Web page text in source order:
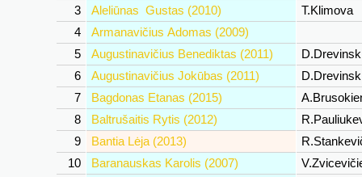
3
Aleliūnas Gustas (2010)
T.Klimova
4
Armanavičius Adomas (2009)
5
Augustinavičius Benediktas (2011)
6
Augustinavičius Jokūbas (2011)
7
Bagdonas Etanas (2015)
8
Baltrušaitis Rytis (2012)
9
Bantia Lėja (2013)
10
Baranauskas Karolis (2007)